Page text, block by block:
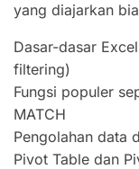
yang diajarkan
Dasar-dasar
filtering)
Fungsi populer
MATCH
Pengolahan data
Pivot Table dan